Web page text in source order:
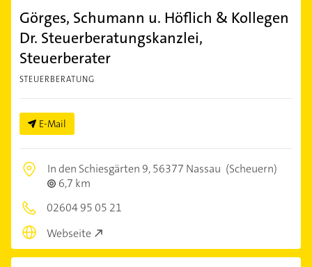
Görges, Schumann u. Höflich & Kollegen
Dr. Steuerberatungskanzlei,
Steuerberater
STEUERBERATUNG
E-Mail
In den Schiesgärten 9,56377 Nassau (Scheuern)
6,7 km
02604 95 05 21
Webseite